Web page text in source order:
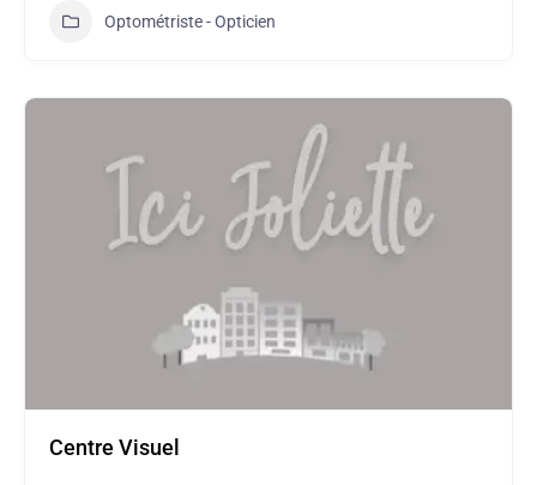
Optométriste - Opticien
Centre Visuel